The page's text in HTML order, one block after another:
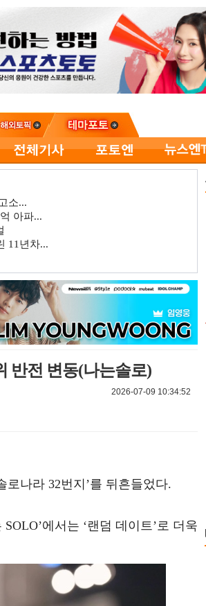
소...
아파...
11년차...
반전 변동(나는솔로)
2026-07-09 10:34:52
로나라 32번지’를 뒤흔들었다.
에서는 ‘랜덤 데이트’로 더욱